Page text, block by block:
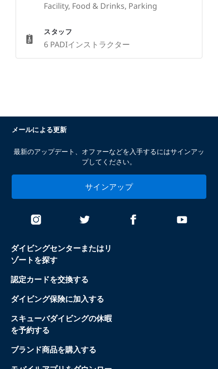
Facility, Food & Drinks, Parking
スタッフ
6 PADIインストラクター
ダイビングセンターまたはリ
ゾートを探す
認定カードを交換する
ダイビング保険に加入する
スキューバダイビングの休暇
を予約する
ブランド商品を購入する
メールによる更新
最新のアップデート、オファーなどを入手するにはサインアッ
プしてください。
サインアップ